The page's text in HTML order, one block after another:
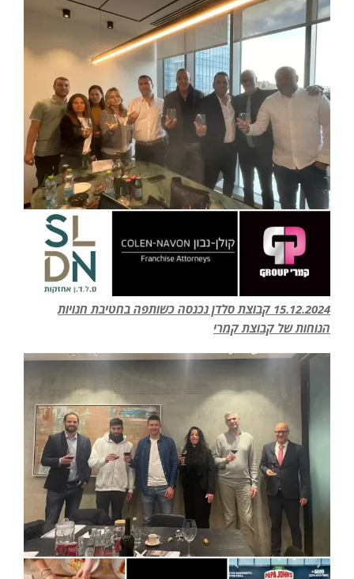
15.12.2024 קבוצת סלדן נכנסה כשותפה בחטיבת חנויות
הנוחות של קבוצת קמרי